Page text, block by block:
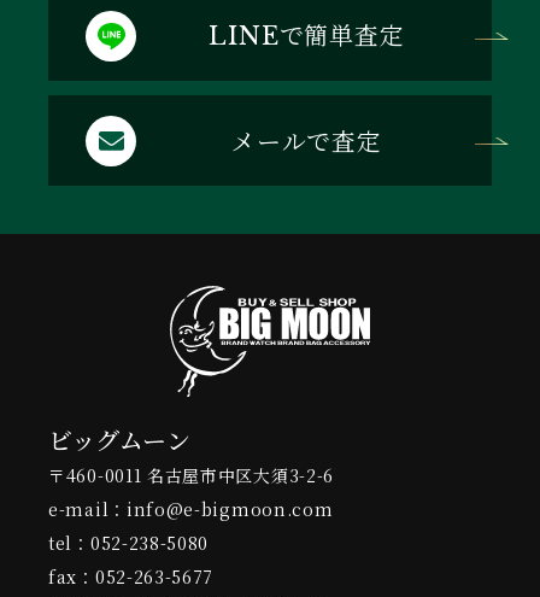
LINEで簡単査定
メールで査定
ビッグムーン
〒460-0011 名古屋市中区大須3-2-6
e-mail：info@e-bigmoon.com
tel：052-238-5080
fax：052-263-5677